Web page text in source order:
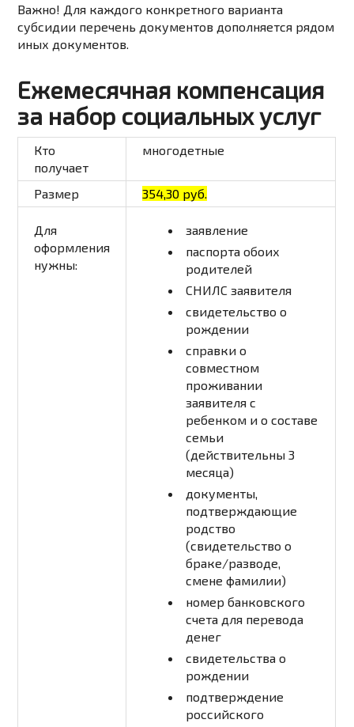
Важно! Для каждого конкретного варианта
субсидии перечень документов дополняется рядом
иных документов.
Ежемесячная компенсация
за набор социальных услуг
Кто
получает
многодетные
Размер 354,30 руб.
Для
оформления
нужны:
заявление
паспорта обоих
родителей
СНИЛС заявителя
свидетельство о
рождении
справки о
совместном
проживании
заявителя с
ребенком и о составе
семьи
(действительны 3
месяца)
документы,
подтверждающие
родство
(свидетельство о
браке/разводе,
смене фамилии)
номер банковского
счета для перевода
денег
свидетельства о
рождении
подтверждение
российского